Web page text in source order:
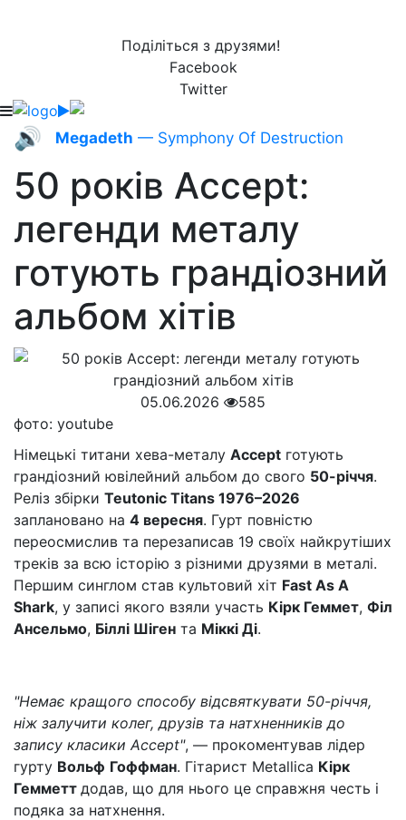
Поділіться з друзями!
Facebook
Twitter
🔊 Megadeth — Symphony Of Destruction
50 років Accept:
легенди металу
готують грандіозний
альбом хітів
05.06.2026
585
фото: youtube
Німецькі титани хева-металу Accept готують
грандіозний ювілейний альбом до свого 50-річчя.
Реліз збірки Teutonic Titans 1976–2026
заплановано на 4 вересня. Гурт повністю
переосмислив та перезаписав 19 своїх найкрутіших
треків за всю історію з різними друзями в металі.
Першим синглом став культовий хіт Fast As A
Shark, у записі якого взяли участь Кірк Геммет, Філ
Ансельмо, Біллі Шіген та Міккі Ді.
"Немає кращого способу відсвяткувати 50-річчя,
ніж залучити колег, друзів та натхненників до
запису класики Accept", — прокоментував лідер
гурту Вольф Гоффман. Гітарист Metallica Кірк
Гемметт додав, що для нього це справжня честь і
подяка за натхнення.